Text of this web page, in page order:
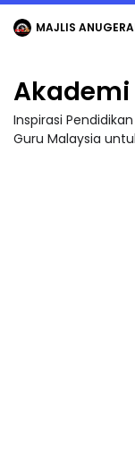
MAJLIS ANUGERAH FFK
Inspirasi
Guru Malaysia